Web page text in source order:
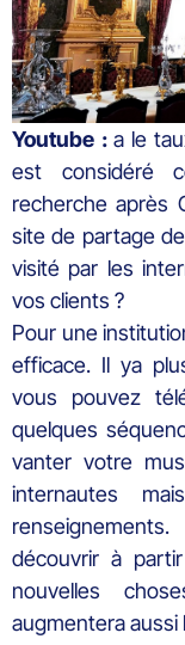
Youtube :a le
est considéré
recherche après
site de partage
visité par les
vos clients ?
Pour une
efficace. Il ya
vous pouvez
quelques
vanter votre
internautes
découvrir à
nouvelles
augmentera